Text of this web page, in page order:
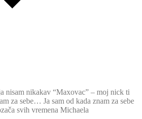
nisam nikakav “Maxovac” – moj nick ti
za sebe… Ja sam od kada znam za sebe
svih vremena Michaela